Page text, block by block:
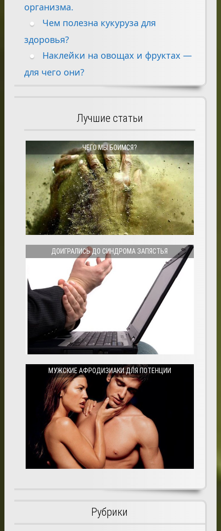
организма.
Чем полезна кукуруза для
здоровья?
Наклейки на овощах и фруктах —
для чего они?
Лучшие статьи
ЧЕГО МЫ БОИМСЯ?
ДОИГРАЛИСЬ ДО СИНДРОМА ЗАПЯСТЬЯ
МУЖСКИЕ АФРОДИЗИАКИ ДЛЯ ПОТЕНЦИИ
Рубрики